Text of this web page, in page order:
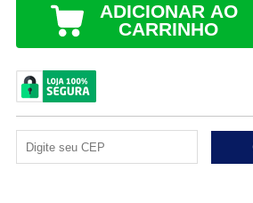
ADICIONAR AO
CARRINHO